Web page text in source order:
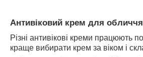
Антивіковий крем для обличчя
Різні антивікові креми працюють
краще вибирати крем за віком і